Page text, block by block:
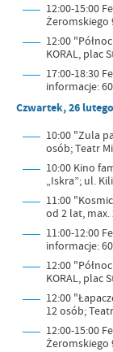
12:00-15:00
Żeromskiego
12:00
KORAL, plac
17:00-18:30
informacje:
Czwartek, 26 lutego
10:00 "Zula
osób; Teatr
10:00 Kino
„Iskra”; ul.
11:00
od 2 lat, max.
11:00-12:00
informacje:
12:00
KORAL, plac
12:00
12 osób;
12:00-15:00
Żeromskiego